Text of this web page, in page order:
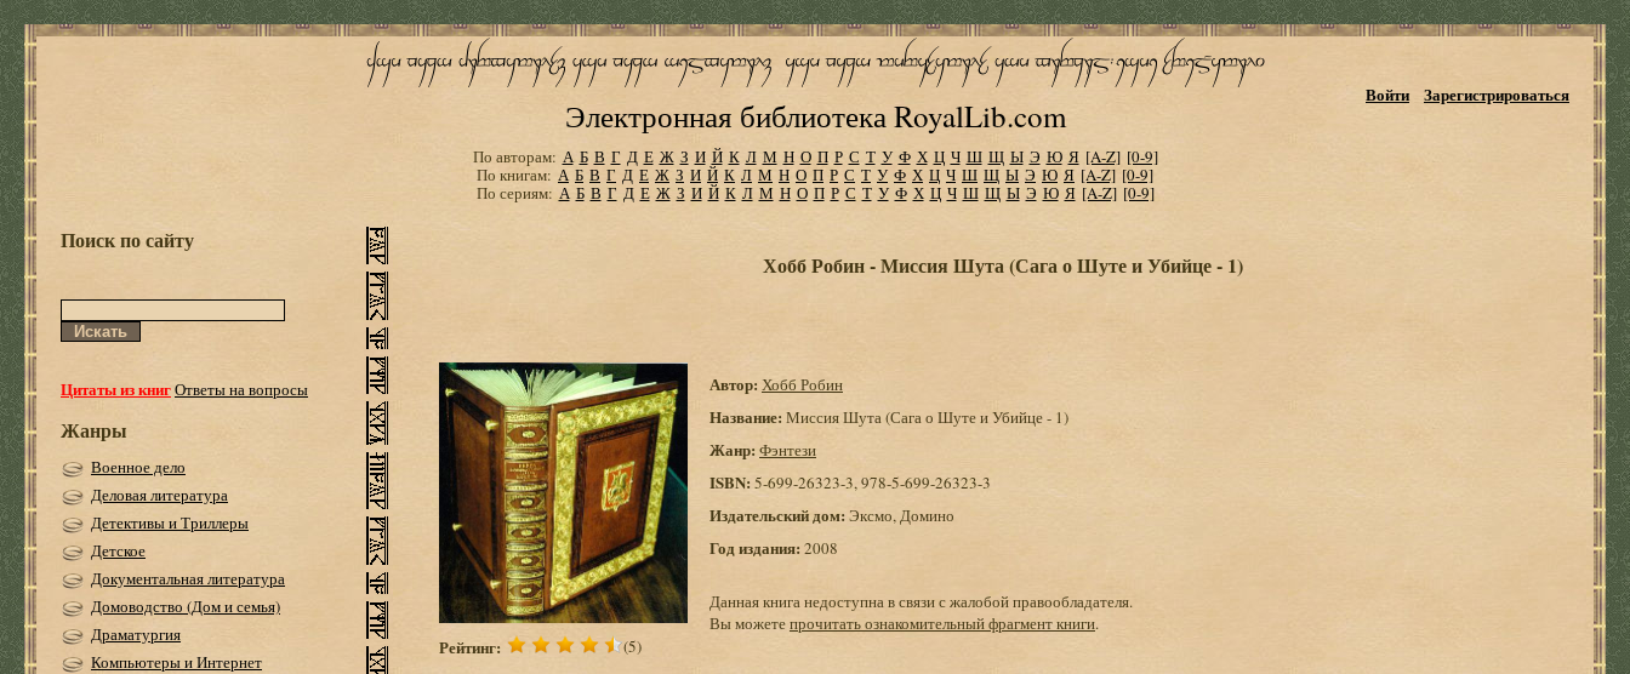
Электронная библиотека RoyalLib.com
Войти Зарегистрироваться
По авторам: А Б В Г Д Е Ж З И Й К Л М Н О П Р С Т У Ф Х Ц Ч Ш Щ Ы Э Ю Я [A-Z] [0-9]
По книгам: А Б В Г Д Е Ж З И Й К Л М Н О П Р С Т У Ф Х Ц Ч Ш Щ Ы Э Ю Я [A-Z] [0-9]
По сериям: А Б В Г Д Е Ж З И Й К Л М Н О П Р С Т У Ф Х Ц Ч Ш Щ Ы Э Ю Я [A-Z] [0-9]
Поиск по сайту
Цитаты из книгОтветы на вопросы
Жанры
Военное дело
Деловая литература
Детективы и Триллеры
Детское
Документальная литература
Домоводство (Дом и семья)
Драматургия
Компьютеры и Интернет
Хобб Робин - Миссия Шута (Сага о Шуте и Убийце - 1)
Рейтинг: (5)
Автор: Хобб Робин
Название: Миссия Шута (Сага о Шуте и Убийце - 1)
Жанр: Фэнтези
ISBN: 5-699-26323-3, 978-5-699-26323-3
Издательский дом: Эксмо, Домино
Год издания: 2008
Данная книга недоступна в связи с жалобой правообладателя.
Вы можетепрочитать ознакомительный фрагмент книги.